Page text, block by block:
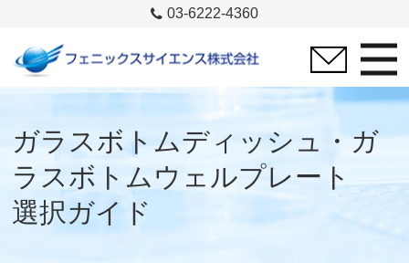
03-6222-4360
ガラスボトムディッシュ・ガ
ラスボトムウェルプレート
選択ガイド